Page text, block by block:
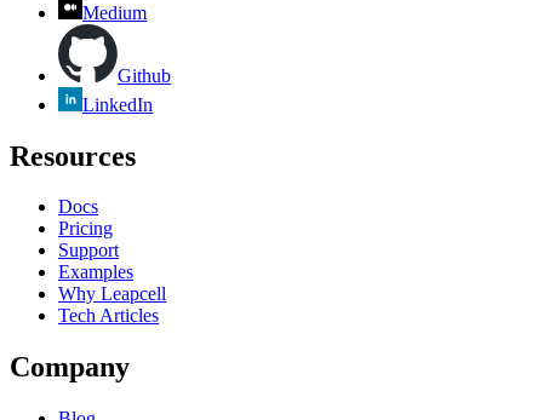
Medium
Github
LinkedIn
Resources
Docs
Pricing
Support
Examples
Why Leapcell
Tech Articles
Company